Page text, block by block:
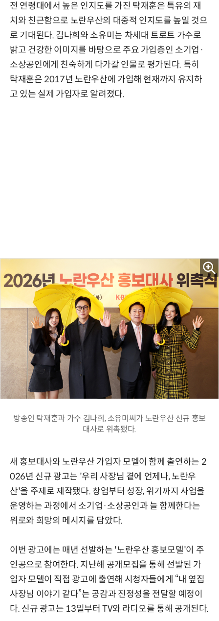
전 연령대에서 높은 인지도를 가진 탁재훈은 특유의 재
치와 친근함으로 노란우산의 대중적 인지도를 높일 것으
로 기대된다. 김나희와 소유미는 차세대 트로트 가수로
밝고 건강한 이미지를 바탕으로 주요 가입층인 소기업·
소상공인에게 친숙하게 다가갈 인물로 평가된다. 특히
탁재훈은 2017년 노란우산에 가입해 현재까지 유지하
고 있는 실제 가입자로 알려졌다.
방송인 탁재훈과 가수 김나희, 소유미씨가 노란우산 신규 홍보
대사로 위촉됐다.
새 홍보대사와 노란우산 가입자 모델이 함께 출연하는 2
026년 신규 광고는 '우리 사장님 곁에 언제나, 노란우
산'을 주제로 제작됐다. 창업부터 성장, 위기까지 사업을
운영하는 과정에서 소기업·소상공인과 늘 함께한다는
위로와 희망의 메시지를 담았다.
이번 광고에는 매년 선발하는 '노란우산 홍보모델'이 주
인공으로 참여한다. 지난해 공개모집을 통해 선발된 가
입자 모델이 직접 광고에 출연해 시청자들에게 “내 옆집
사장님 이야기 같다”는 공감과 진정성을 전달할 예정이
다. 신규 광고는 13일부터 TV와 라디오를 통해 공개된다.